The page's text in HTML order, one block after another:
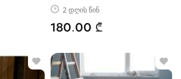
2 დღის წინ
180.00 ₾